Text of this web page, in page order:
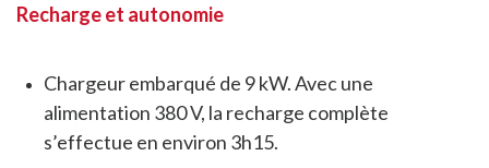
Recharge et autonomie
Chargeur embarqué de 9 kW. Avec une
alimentation 380 V, la recharge complète
s’effectue en environ 3h15.